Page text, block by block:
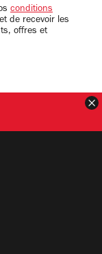
conditions
et de recevoir les
offres et